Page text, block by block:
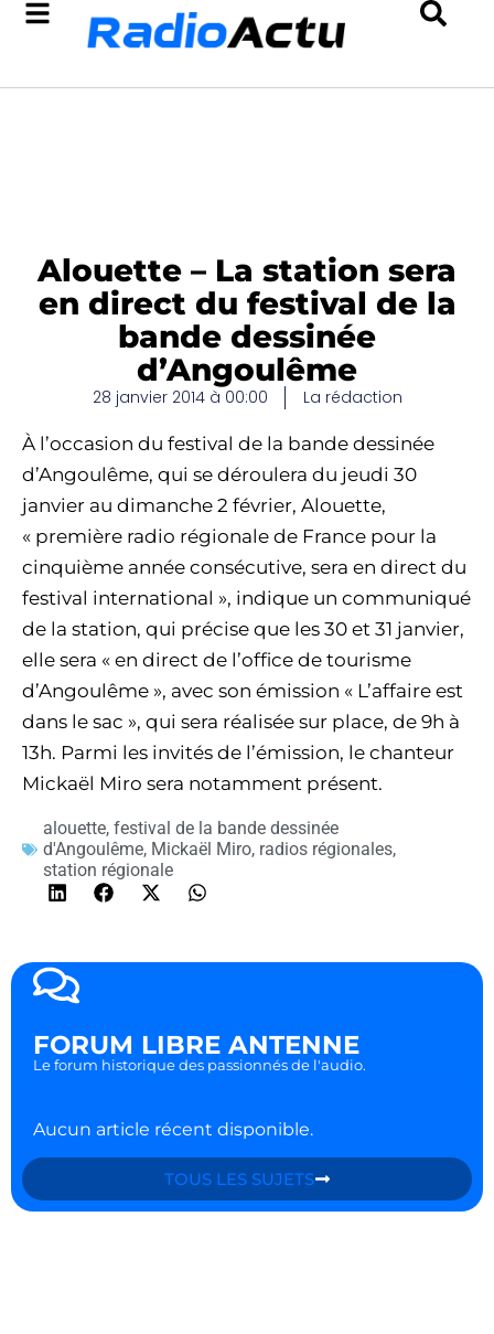
Alouette – La station sera
en direct du festival de la
bande dessinée
d’Angoulême
28 janvier 2014 à 00:00 La rédaction
À l’occasion du festival de la bande dessinée
d’Angoulême, qui se déroulera du jeudi 30
janvier au dimanche 2 février, Alouette,
« première radio régionale de France pour la
cinquième année consécutive, sera en direct du
festival international », indique un communiqué
de la station, qui précise que les 30 et 31 janvier,
elle sera « en direct de l’office de tourisme
d’Angoulême », avec son émission « L’affaire est
dans le sac », qui sera réalisée sur place, de 9h à
13h. Parmi les invités de l’émission, le chanteur
Mickaël Miro sera notamment présent.
alouette, festival de la bande dessinée
d'Angoulême, Mickaël Miro, radios régionales,
station régionale
FORUM LIBRE ANTENNE
Le forum historique des passionnés de l'audio.
Aucun article récent disponible.
TOUS LES SUJETS